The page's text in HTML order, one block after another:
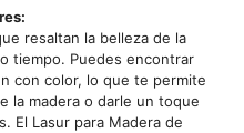
resaltan la belleza de la
tiempo. Puedes encontrar
con color, lo que te permite
la madera o darle un toque
El Lasur para Madera de